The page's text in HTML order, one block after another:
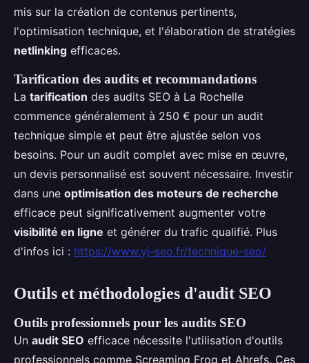
mis sur la création de contenus pertinents,
l'optimisation technique, et l'élaboration de stratégies
netlinking efficaces.
Tarification des audits et recommandations
La tarification des audits SEO à La Rochelle
commence généralement à 250 € pour un audit
technique simple et peut être ajustée selon vos
besoins. Pour un audit complet avec mise en œuvre,
un devis personnalisé est souvent nécessaire. Investir
dans une optimisation des moteurs de recherche
efficace peut significativement augmenter votre
visibilité en ligne et générer du trafic qualifié. Plus
d'infos ici : https://www.yj-seo.fr/technique-seo/
Outils et méthodologies d'audit SEO
Outils professionnels pour les audits SEO
Un audit SEO efficace nécessite l'utilisation d'outils
professionnels comme Screaming Frog et Ahrefs. Ces